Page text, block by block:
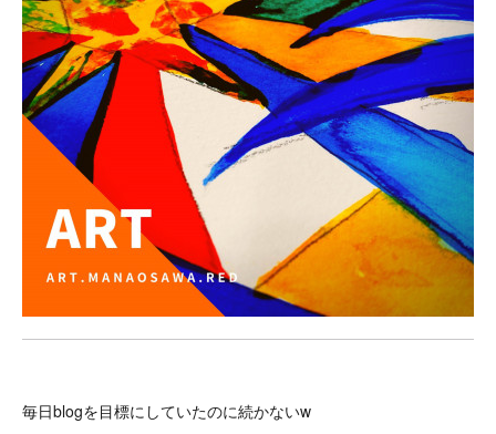
毎日blogを目標にしていたのに続かないw